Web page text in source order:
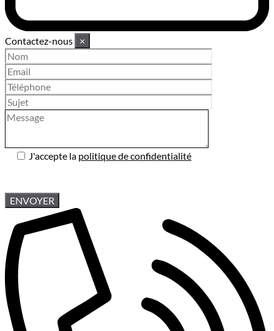
Contactez-nous ×
J'accepte la politique de confidentialité